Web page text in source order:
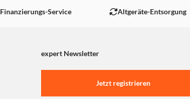
Finanzierungs-Service Altgeräte-Entsorgung
expert Newsletter
Jetzt registrieren